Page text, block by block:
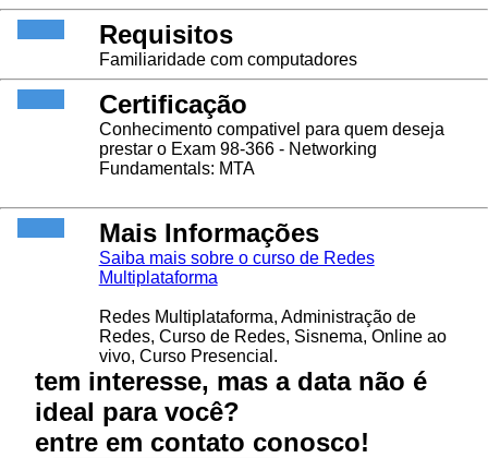
Requisitos
Familiaridade com computadores
Certificação
Conhecimento compativel para quem deseja
prestar o Exam 98-366 - Networking
Fundamentals: MTA
Mais Informações
Saiba mais sobre o curso de Redes
Multiplataforma
Redes Multiplataforma, Administração de
Redes, Curso de Redes, Sisnema, Online ao
vivo, Curso Presencial.
tem interesse, mas a data não é
ideal para você?
entre em contato conosco!